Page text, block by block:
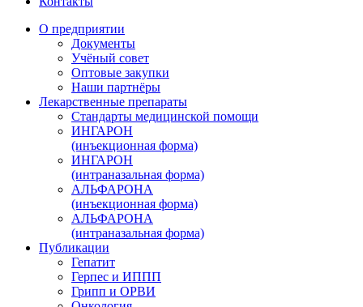
О предприятии
Документы
Учёный совет
Оптовые закупки
Наши партнёры
Лекарственные препараты
Стандарты медицинской помощи
ИНГАРОН
(инъекционная форма)
ИНГАРОН
(интраназальная форма)
АЛЬФАРОНА
(инъекционная форма)
АЛЬФАРОНА
(интраназальная форма)
Публикации
Гепатит
Герпес и ИППП
Грипп и ОРВИ